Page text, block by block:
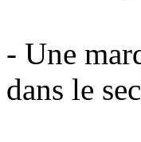
- Une
dans le